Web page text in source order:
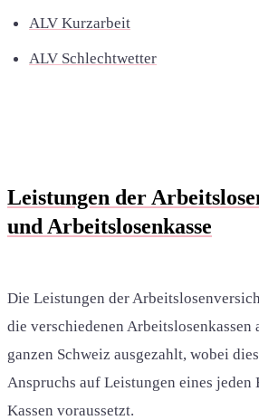
ALV Kurzarbeit
ALV Schlechtwetter
Leistungen der
und Arbeitslosenkasse
Die Leistungen der
die verschiedenen Arbeitslosenkassen
ganzen Schweiz ausgezahlt, wobei
Anspruchs auf Leistungen eines jeden
Kassen voraussetzt.